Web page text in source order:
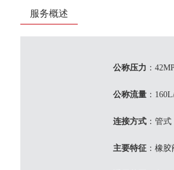
服务概述
公称压力 ：
公称流量 ：
连接方式 ：管式
主要特征 ：橡